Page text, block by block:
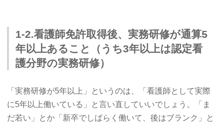
1-2.看護師免許取得後、実務研修が通算5
年以上あること（うち3年以上は認定看
護分野の実務研修）
「実務研修が5年以上」というのは、「看護師として実際
に5年以上働いている」と言い直していいでしょう。「ま
だ若い」とか「新卒でしばらく働いて、後はブランク」と